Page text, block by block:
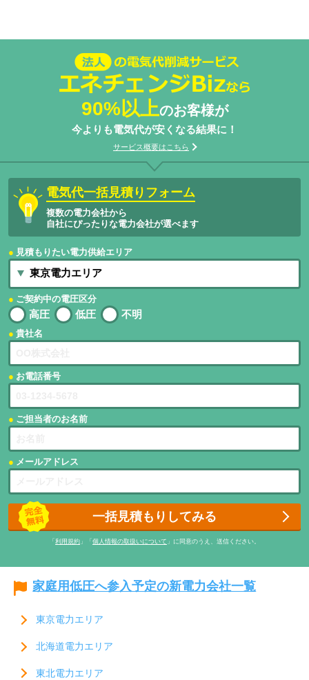
法人の電気代削減サービスエネチェン
ジBizなら
90%以上のお客様が
今よりも電気代が安くなる結果に！
サービス概要はこちら
電気代一括見積りフォーム
複数の電力会社から
自社にぴったりな電力会社が選べます
見積もりたい電力供給エリア
ご契約中の電圧区分
高圧 低圧 不明
貴社名
お電話番号
ご担当者のお名前
メールアドレス
一括見積もりしてみる
「 利用規約 」「 個人情報の取扱いについて 」に同意のうえ、送信ください。
家庭用低圧へ参入予定の新電力会社一覧
東京電力エリア
北海道電力エリア
東北電力エリア